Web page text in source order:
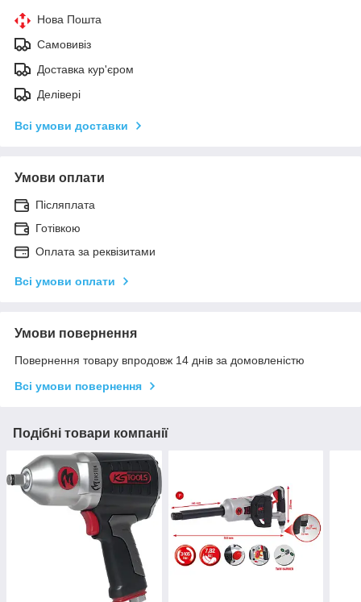
Нова Пошта
Самовивіз
Доставка кур'єром
Делівері
Всі умови доставки
Умови оплати
Післяплата
Готівкою
Оплата за реквізитами
Всі умови оплати
Умови повернення
Повернення товару впродовж 14 днів за домовленістю
Всі умови повернення
Подібні товари компанії